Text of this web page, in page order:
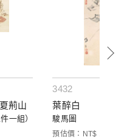
荊山
一組）
3432
葉醉白
駿馬圖
預估價：NT$